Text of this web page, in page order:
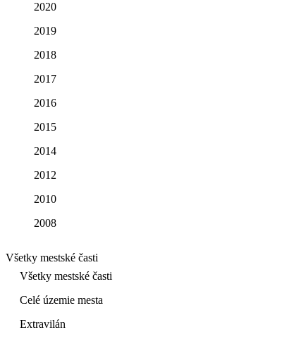
2020
2019
2018
2017
2016
2015
2014
2012
2010
2008
Všetky mestské časti
Všetky mestské časti
Celé územie mesta
Extravilán